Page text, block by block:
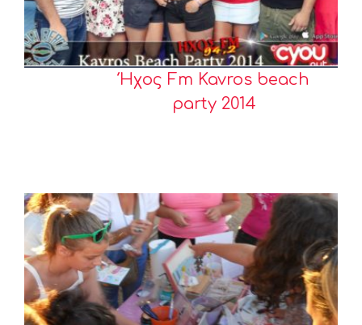
Ήχος Fm Kavros beach
party 2014